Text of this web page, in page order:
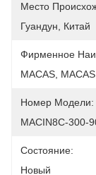
Место
Гуандун, Китай
Фирменное
MACAS, MACAS
Номер Модели:
MACIN8C-300-
Состояние:
Новый